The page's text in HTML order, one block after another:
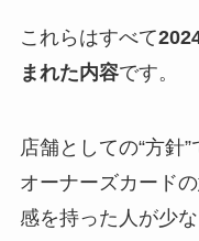
これらはすべて
まれた内容です。
店舗としての“方針
オーナーズカード
感を持った人が少